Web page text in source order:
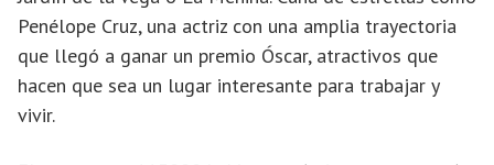
Penélope Cruz, una actriz con una amplia trayectoria
que llegó a ganar un premio Óscar, atractivos que
hacen que sea un lugar interesante para trabajar y
vivir.